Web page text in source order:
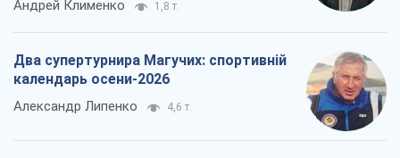
Андрей Клименко 1,8 т.
Два супертурнира Магучих: спортивній
календарь осени-2026
Александр Липенко 4,6 т.